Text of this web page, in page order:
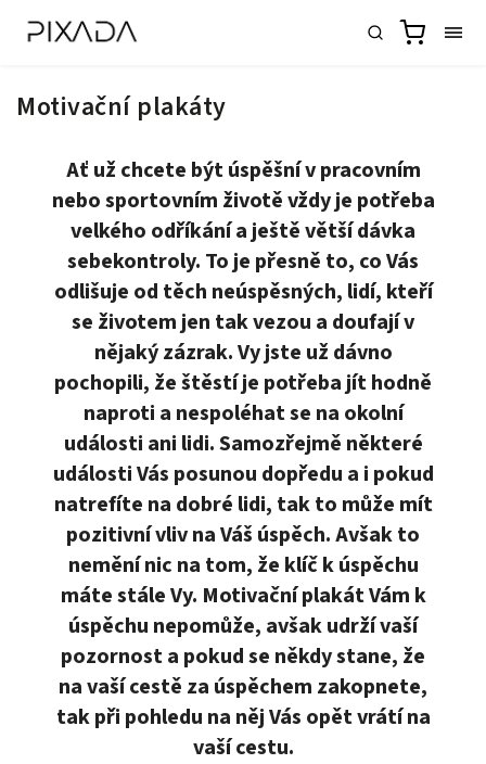
Motivační plakáty
Ať už chcete být úspěšní v pracovním
nebo sportovním životě vždy je potřeba
velkého odříkání a ještě větší dávka
sebekontroly. To je přesně to, co Vás
odlišuje od těch neúspěsných, lidí, kteří
se životem jen tak vezou a doufají v
nějaký zázrak. Vy jste už dávno
pochopili, že štěstí je potřeba jít hodně
naproti a nespoléhat se na okolní
události ani lidi. Samozřejmě některé
události Vás posunou dopředu a i pokud
natrefíte na dobré lidi, tak to může mít
pozitivní vliv na Váš úspěch. Avšak to
nemění nic na tom, že klíč k úspěchu
máte stále Vy. Motivační plakát Vám k
úspěchu nepomůže, avšak udrží vaší
pozornost a pokud se někdy stane, že
na vaší cestě za úspěchem zakopnete,
tak při pohledu na něj Vás opět vrátí na
vaší cestu.